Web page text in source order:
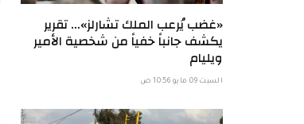
«غضب يُرعب الملك تشارلز»… تقرير
يكشف جانباً خفياً من شخصية الأمير
ويليام
السبت 09 مايو 10:56 ص